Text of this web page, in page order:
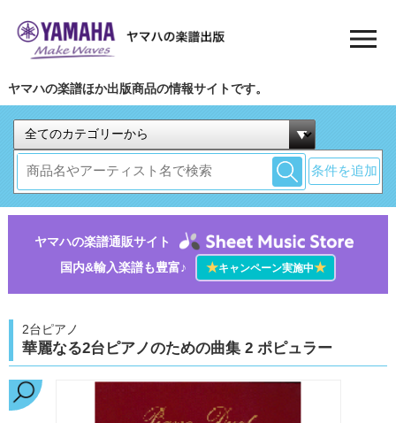
ヤマハの楽譜ほか出版商品の情報サイトです。
条件を追加
ヤマハの楽譜通販サイト
国内&輸入楽譜も豊富♪
★キャンペーン実施中★
2台ピアノ
華麗なる2台ピアノのための曲集 2 ポピュラー